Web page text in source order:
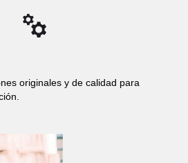
originales y de calidad para